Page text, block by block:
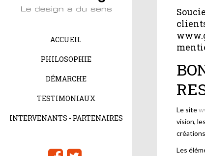
ACCUEIL
PHILOSOPHIE
DÉMARCHE
TESTIMONIAUX
INTERVENANTS - PARTENAIRES
Le site
vision,
Les